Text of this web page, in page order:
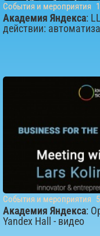
События и мероприятия
Академия Яндекса:
действии:
События и мероприятия
Академия Яндекса:
Yandex Hall - видео